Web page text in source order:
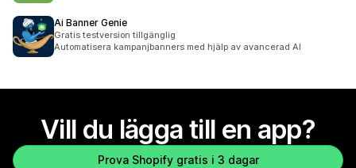
Ai Banner Genie
Gratis testversion tillgänglig
Automatisera kampanjbanners med hjälp av avancerad AI
Vill du lägga till en app?
Prova Shopify gratis i 3 dagar